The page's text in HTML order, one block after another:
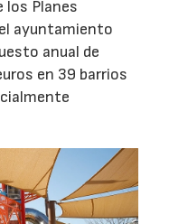
los Planes
ayuntamiento
anual de
en 39 barrios